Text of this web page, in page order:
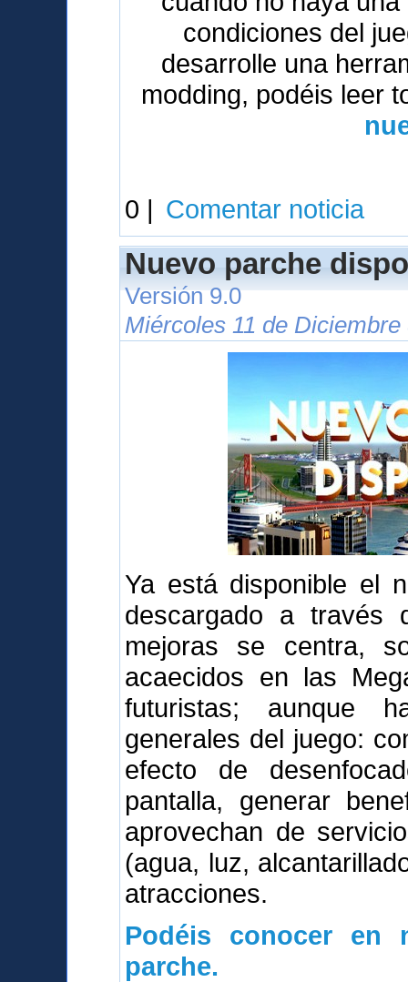
condiciones del
desarrolle una
modding, podéis leer
0 | Comentar noticia
Nuevo parche
Versión 9.0
Miércoles 11 de
Ya está disponible el
descargado a través
mejoras se centra,
acaecidos en las
futuristas; aunque
generales del juego:
efecto de
pantalla, generar
aprovechan de
(agua, luz,
atracciones.
Podéis conocer en
parche.